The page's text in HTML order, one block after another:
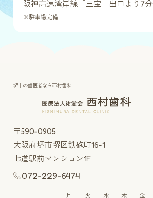
阪神高速湾岸線「三宝」出口より7分
※駐車場完備
堺市の歯医者なら西村歯科
〒590-0905
大阪府堺市堺区鉄砲町16-1
七道駅前マンション1F
072-229-6474
月 火 水 木 金